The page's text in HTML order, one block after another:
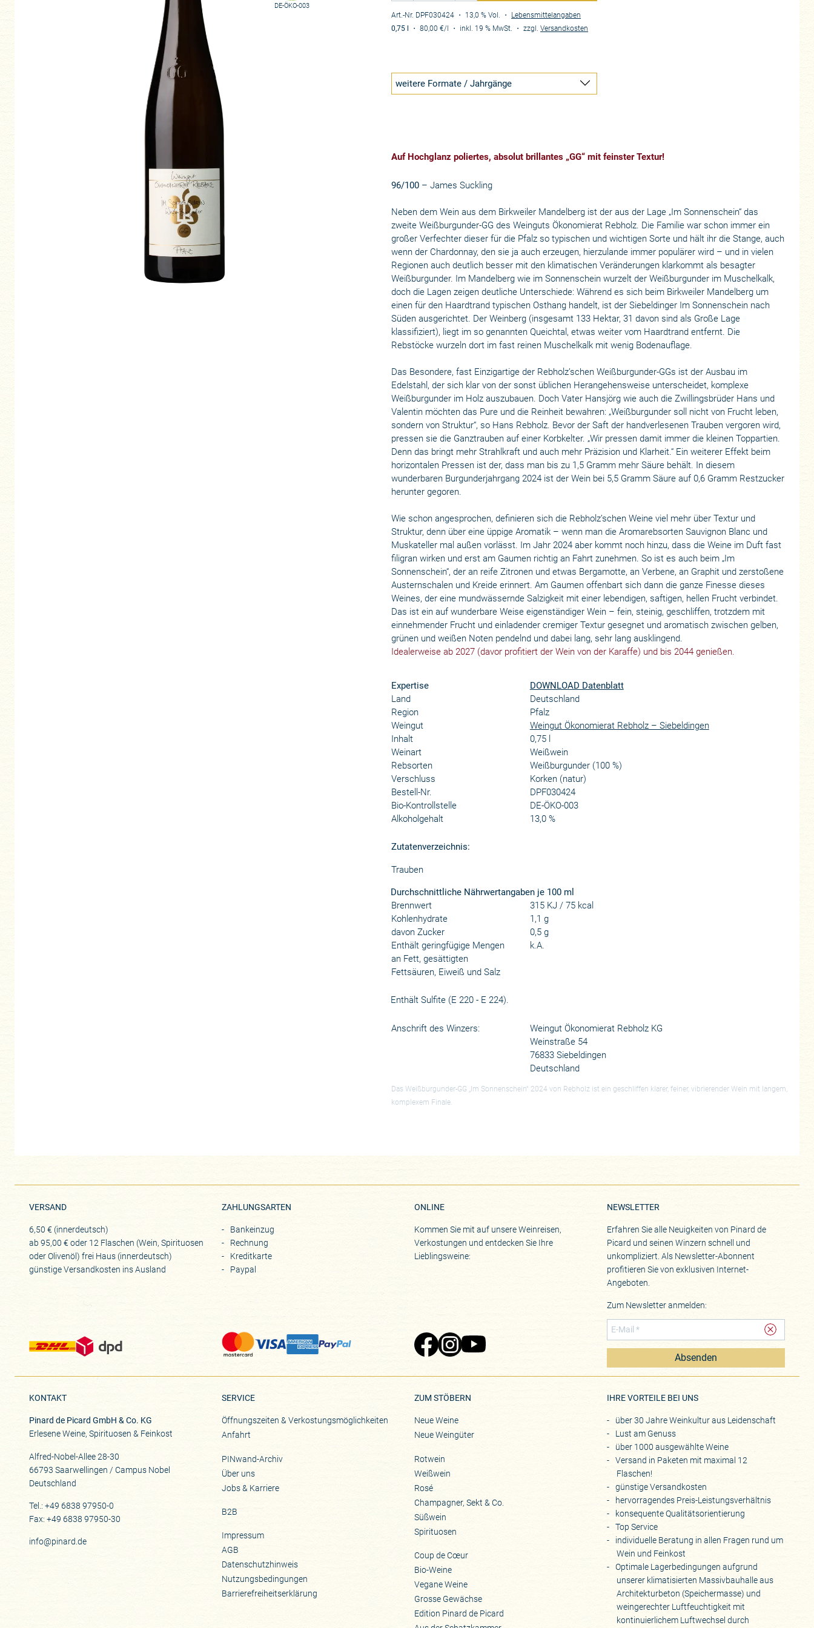
DE-ÖKO-003
Art.-Nr. DPF030424 ・ 13,0 % Vol. ・ Lebensmittelangaben
0,75 l ・80,00 €/l ・ inkl. 19 % MwSt. ・zzgl.Versandkosten
weitere Formate / Jahrgänge
Auf Hochglanz poliertes, absolut brillantes „GG“ mit feinster Textur!
96/100 – James Suckling
Neben dem Wein aus dem Birkweiler Mandelberg ist der aus der Lage „Im Sonnenschein“ das
zweite Weißburgunder-GG des Weinguts Ökonomierat Rebholz. Die Familie war schon immer ein
großer Verfechter dieser für die Pfalz so typischen und wichtigen Sorte und hält ihr die Stange, auch
wenn der Chardonnay, den sie ja auch erzeugen, hierzulande immer populärer wird – und in vielen
Regionen auch deutlich besser mit den klimatischen Veränderungen klarkommt als besagter
Weißburgunder. Im Mandelberg wie im Sonnenschein wurzelt der Weißburgunder im Muschelkalk,
doch die Lagen zeigen deutliche Unterschiede: Während es sich beim Birkweiler Mandelberg um
einen für den Haardtrand typischen Osthang handelt, ist der Siebeldinger Im Sonnenschein nach
Süden ausgerichtet. Der Weinberg (insgesamt 133 Hektar, 31 davon sind als Große Lage
klassifiziert), liegt im so genannten Queichtal, etwas weiter vom Haardtrand entfernt. Die
Rebstöcke wurzeln dort im fast reinen Muschelkalk mit wenig Bodenauflage.
Das Besondere, fast Einzigartige der Rebholz’schen Weißburgunder-GGs ist der Ausbau im
Edelstahl, der sich klar von der sonst üblichen Herangehensweise unterscheidet, komplexe
Weißburgunder im Holz auszubauen. Doch Vater Hansjörg wie auch die Zwillingsbrüder Hans und
Valentin möchten das Pure und die Reinheit bewahren: „Weißburgunder soll nicht von Frucht leben,
sondern von Struktur“, so Hans Rebholz. Bevor der Saft der handverlesenen Trauben vergoren wird,
pressen sie die Ganztrauben auf einer Korbkelter. „Wir pressen damit immer die kleinen Toppartien.
Denn das bringt mehr Strahlkraft und auch mehr Präzision und Klarheit.“ Ein weiterer Effekt beim
horizontalen Pressen ist der, dass man bis zu 1,5 Gramm mehr Säure behält. In diesem
wunderbaren Burgunderjahrgang 2024 ist der Wein bei 5,5 Gramm Säure auf 0,6 Gramm Restzucker
herunter gegoren.
Wie schon angesprochen, definieren sich die Rebholz’schen Weine viel mehr über Textur und
Struktur, denn über eine üppige Aromatik – wenn man die Aromarebsorten Sauvignon Blanc und
Muskateller mal außen vorlässt. Im Jahr 2024 aber kommt noch hinzu, dass die Weine im Duft fast
filigran wirken und erst am Gaumen richtig an Fahrt zunehmen. So ist es auch beim „Im
Sonnenschein“, der an reife Zitronen und etwas Bergamotte, an Verbene, an Graphit und zerstoßene
Austernschalen und Kreide erinnert. Am Gaumen offenbart sich dann die ganze Finesse dieses
Weines, der eine mundwässernde Salzigkeit mit einer lebendigen, saftigen, hellen Frucht verbindet.
Das ist ein auf wunderbare Weise eigenständiger Wein – fein, steinig, geschliffen, trotzdem mit
einnehmender Frucht und einladender cremiger Textur gesegnet und aromatisch zwischen gelben,
grünen und weißen Noten pendelnd und dabei lang, sehr lang ausklingend.
Idealerweise ab 2027 (davor profitiert der Wein von der Karaffe) und bis 2044 genießen.
Expertise
DOWNLOAD Datenblatt
Land
Deutschland
Region
Pfalz
Weingut
Weingut Ökonomierat Rebholz – Siebeldingen
Inhalt
0,75 l
Weinart
Weißwein
Rebsorten
Weißburgunder (100 %)
Verschluss
Korken (natur)
Bestell-Nr.
DPF030424
Bio-Kontrollstelle
DE-ÖKO-003
Alkoholgehalt
13,0 %
Zutatenverzeichnis:
Trauben
Durchschnittliche Nährwertangaben je 100 ml
Brennwert
315 KJ / 75 kcal
Kohlenhydrate
1,1 g
davon Zucker
0,5 g
Enthält geringfügige Mengen
an Fett, gesättigten
Fettsäuren, Eiweiß und Salz
k.A.
Enthält Sulfite (E 220 - E 224).
Anschrift des Winzers:
Weingut Ökonomierat Rebholz KG
Weinstraße 54
76833 Siebeldingen
Deutschland
Das Weißburgunder-GG „Im Sonnenschein“ 2024 von Rebholz ist ein geschliffen klarer, feiner, vibrierender Wein mit langem,
komplexem Finale.
VERSAND
6,50 € (innerdeutsch)
ab 95,00 € oder 12 Flaschen (Wein, Spirituosen
oder Olivenöl) frei Haus (innerdeutsch)
günstige Versandkosten ins Ausland
ZAHLUNGSARTEN
Bankeinzug
Rechnung
Kreditkarte
Paypal
ONLINE
Kommen Sie mit auf unsere Weinreisen,
Verkostungen und entdecken Sie Ihre
Lieblingsweine:
NEWSLETTER
Erfahren Sie alle Neuigkeiten von Pinard de
Picard und seinen Winzern schnell und
unkompliziert. Als Newsletter-Abonnent
profitieren Sie von exklusiven Internet-
Angeboten.
Zum Newsletter anmelden:
Absenden
KONTAKT
Pinard de Picard GmbH & Co. KG
Erlesene Weine, Spirituosen & Feinkost
Alfred-Nobel-Allee 28-30
66793 Saarwellingen / Campus Nobel
Deutschland
Tel.: +49 6838 97950-0
Fax: +49 6838 97950-30
info@pinard.de
SERVICE
Öffnungszeiten & Verkostungsmöglichkeiten
Anfahrt
PINwand-Archiv
Über uns
Jobs & Karriere
B2B
Impressum
AGB
Datenschutzhinweis
Nutzungsbedingungen
Barrierefreiheitserklärung
ZUM STÖBERN
Neue Weine
Neue Weingüter
Rotwein
Weißwein
Rosé
Champagner, Sekt & Co.
Süßwein
Spirituosen
Coup de Cœur
Bio-Weine
Vegane Weine
Grosse Gewächse
Edition Pinard de Picard
IHRE VORTEILE BEI UNS
über 30 Jahre Weinkultur aus Leidenschaft
Lust am Genuss
über 1000 ausgewählte Weine
Versand in Paketen mit maximal 12
Flaschen!
günstige Versandkosten
hervorragendes Preis-Leistungsverhältnis
konsequente Qualitätsorientierung
Top Service
individuelle Beratung in allen Fragen rund um
Wein und Feinkost
Optimale Lagerbedingungen aufgrund
unserer klimatisierten Massivbauhalle aus
Architekturbeton (Speichermasse) und
weingerechter Luftfeuchtigkeit mit
kontinuierlichem Luftwechsel durch